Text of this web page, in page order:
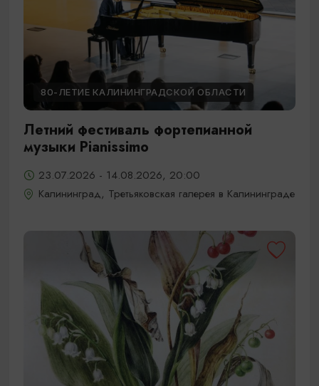
80-ЛЕТИЕ КАЛИНИНГРАДСКОЙ ОБЛАСТИ
Летний фестиваль фортепианной
музыки Pianissimo
23.07.2026 - 14.08.2026, 20:00
Калининград, Третьяковская галерея в Калининграде